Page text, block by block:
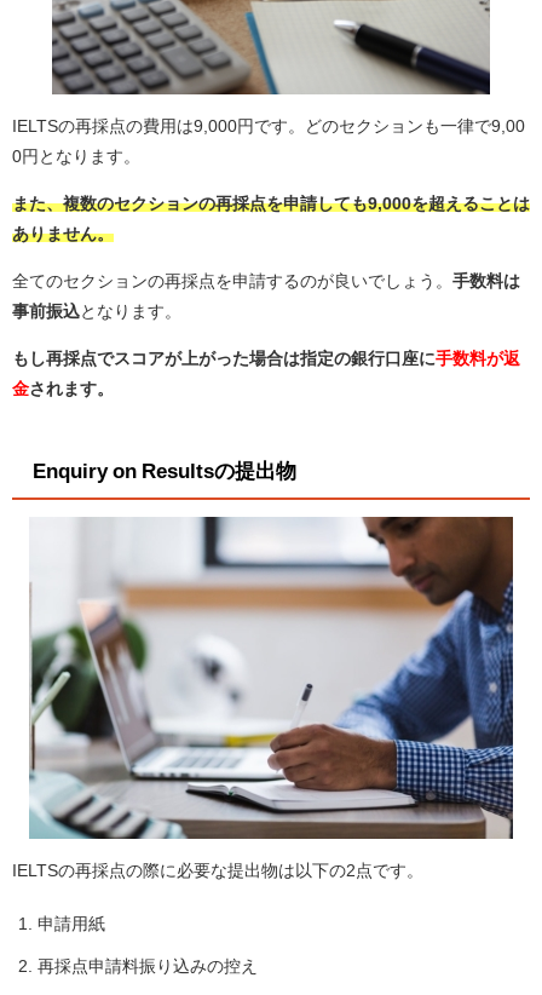
IELTSの再採点の費用は9,000円です。どのセクションも一律で9,00
0円となります。
また、複数のセクションの再採点を申請しても9,000を超えることは
ありません。
全てのセクションの再採点を申請するのが良いでしょう。 手数料は
事前振込となります。
もし再採点でスコアが上がった場合は指定の銀行口座に手数料が返
金されます。
Enquiry on Resultsの提出物
IELTSの再採点の際に必要な提出物は以下の2点です。
申請用紙
再採点申請料振り込みの控え